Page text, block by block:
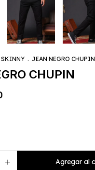
SKINNY . JEAN NEGRO CHUPIN
CHUPIN